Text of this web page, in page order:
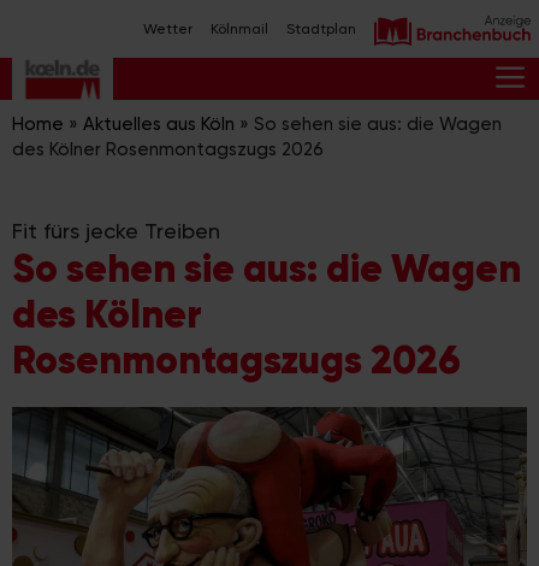
Inhalt
springen
Wetter Kölnmail Stadtplan
Home » Aktuelles aus Köln » So sehen sie aus: die Wagen
des Kölner Rosenmontagszugs 2026
Fit fürs jecke Treiben
So sehen sie aus: die Wagen
des Kölner
Rosenmontagszugs 2026